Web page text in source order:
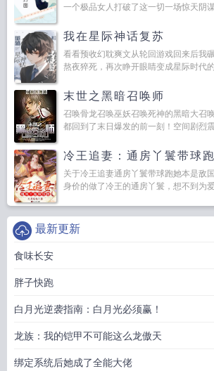
一个极品女人打破了这一切一场惊天阴
我在星际神话复苏
看看预收幻耽爽文从轮回游戏回来后我
熬夜猝死，再次睁开眼睛变成星际时代
末世之黑暗召唤师
召唤骨龙召唤巫妖召唤死神的黑暗大召
都回到了末日爆发的前一刻！空间剧烈
冷王追妻：通房丫鬟带球跑
关于冷王追妻通房丫鬟带球跑她本是敌
身价的做了冷王的通房丫鬟，想不到为
最新更新
食味长安
胖子快跑
白月光逆袭指南：白月光必须赢！
龙族：我的铠甲不可能这么龙傲天
绑定系统后她成了全能大佬